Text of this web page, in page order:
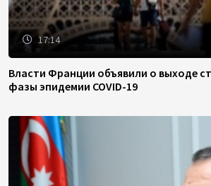
17:14
Власти Франции объявили о выходе
фазы эпидемии COVID-19